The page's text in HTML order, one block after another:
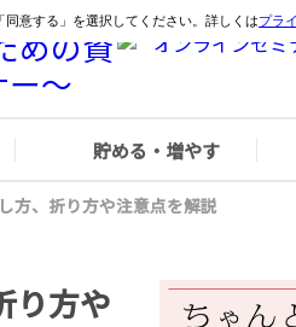
貯める・増やす
方、折り方や注意点を解説
り方や